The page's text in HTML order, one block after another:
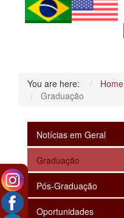
You are here: Home
Graduação
Notícias em Geral
Graduação
Pós-Graduação
Oportunidades